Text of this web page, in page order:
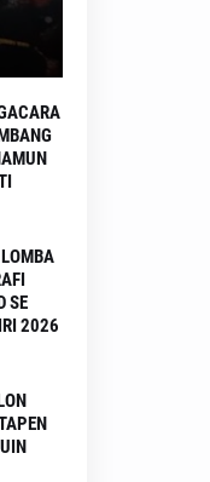
SE
2026